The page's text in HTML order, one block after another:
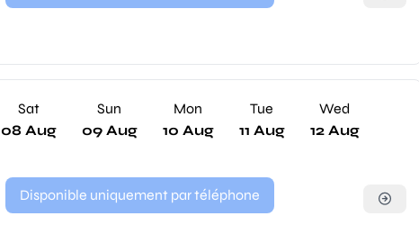
Sat
08 Aug
Sun
09 Aug
Mon
10 Aug
Tue
11 Aug
Wed
12 Aug
Disponible uniquement par téléphone